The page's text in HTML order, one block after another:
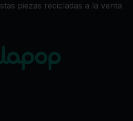
piezas recicladas a la venta